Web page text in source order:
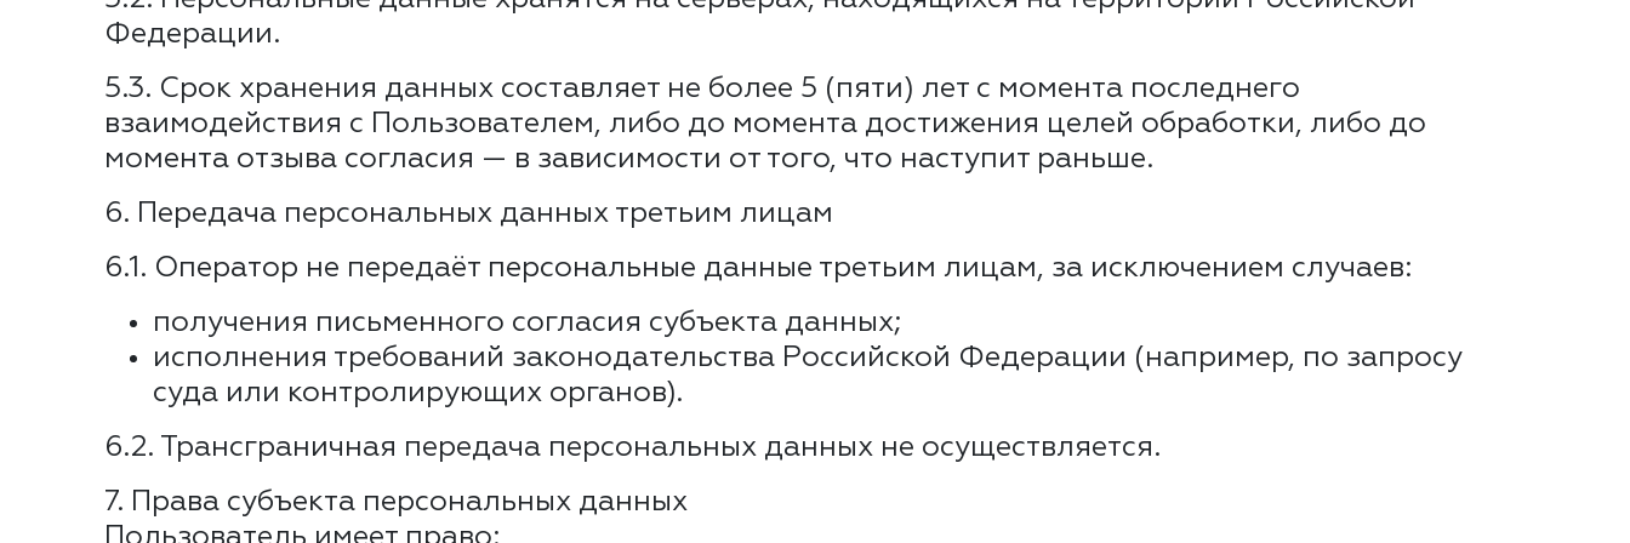
Федерации.
5.3. Срок хранения данных составляет не более 5 (пяти) лет с момента последнего
взаимодействия с Пользователем, либо до момента достижения целей обработки, либо до
момента отзыва согласия — в зависимости от того, что наступит раньше.
6. Передача персональных данных третьим лицам
6.1. Оператор не передаёт персональные данные третьим лицам, за исключением случаев:
получения письменного согласия субъекта данных;
исполнения требований законодательства Российской Федерации (например, по запросу
суда или контролирующих органов).
6.2. Трансграничная передача персональных данных не осуществляется.
7. Права субъекта персональных данных
Пользователь имеет право: